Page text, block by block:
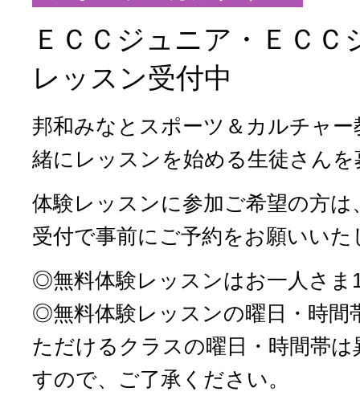
ＥＣＣジュニア・ＥＣＣ
レッスン受付中
邦和みなとスポーツ＆カルチャ
緒にレッスンを始める生徒さんを
体験レッスンに参加ご希望の方
受付で事前にご予約をお願いいた
◎無料体験レッスンはお一人さま
◎無料体験レッスンの曜日・時間
ただけるクラスの曜日・時間帯は
すので、ご了承ください。